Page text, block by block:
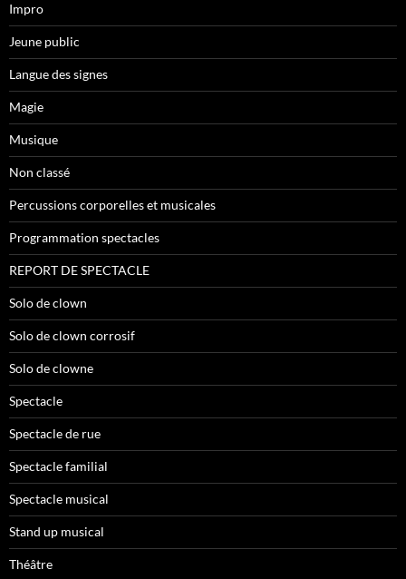
Impro
Jeune public
Langue des signes
Magie
Musique
Non classé
Percussions corporelles et musicales
Programmation spectacles
REPORT DE SPECTACLE
Solo de clown
Solo de clown corrosif
Solo de clowne
Spectacle
Spectacle de rue
Spectacle familial
Spectacle musical
Stand up musical
Théâtre